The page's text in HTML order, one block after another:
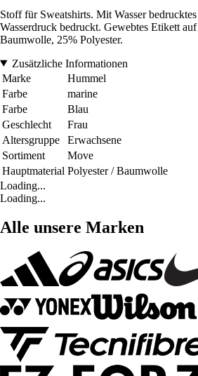
Stoff für Sweatshirts. Mit Wasser
Wasserdruck bedruckt. Gewebtes Etikett
Baumwolle, 25% Polyester.
Zusätzliche Informationen
Marke
Hummel
Farbe
marine
Farbe
Blau
Geschlecht
Frau
Altersgruppe
Erwachsene
Sortiment
Move
Hauptmaterial Polyester / Baumwolle
Loading...
Loading...
Alle unsere Marken